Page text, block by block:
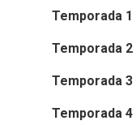
Temporada 1
Temporada 2
Temporada 3
Temporada 4